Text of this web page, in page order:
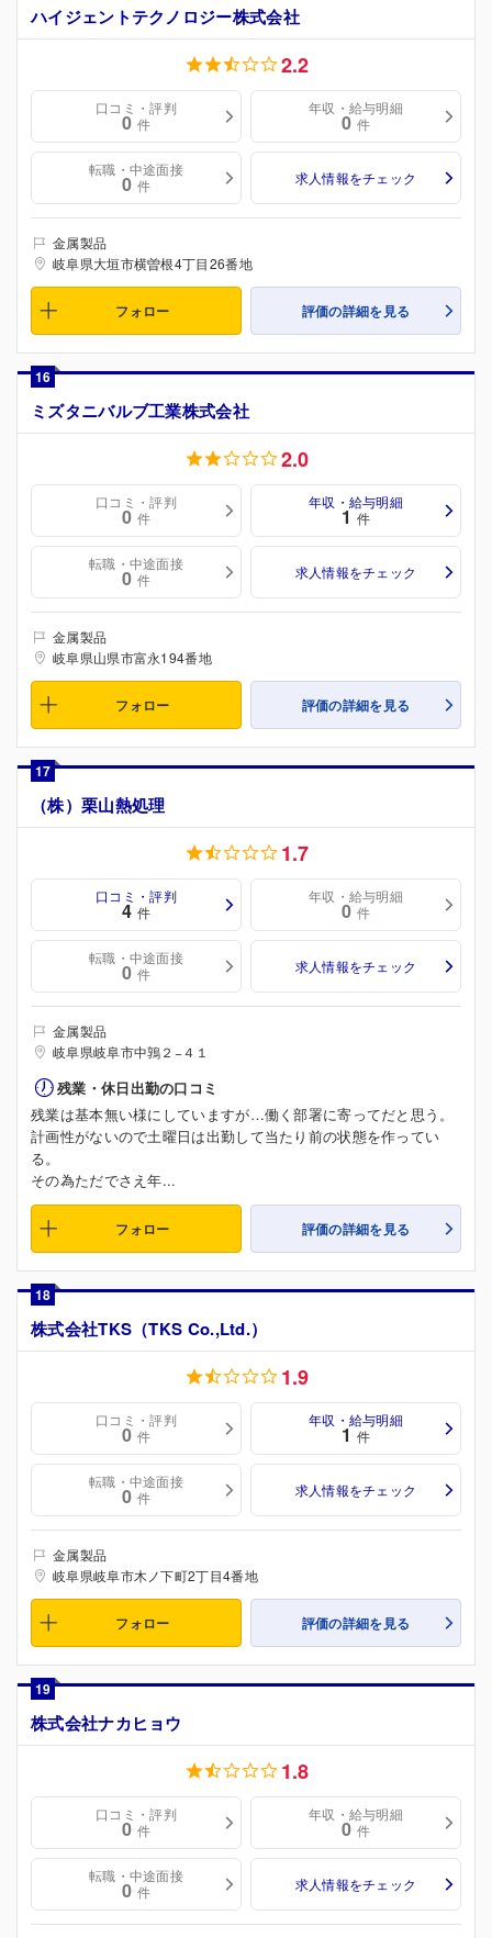
ハイジェントテクノロジー株式会社
2.2
口コミ・評判
0 件
年収・給与明細
0 件
転職・中途面接
0 件 求人情報をチェック
金属製品
岐阜県大垣市横曽根4丁目26番地
フォロー 評価の詳細を見る
16
ミズタニバルブ工業株式会社
2.0
口コミ・評判
0 件
年収・給与明細
1 件
転職・中途面接
0 件 求人情報をチェック
金属製品
岐阜県山県市富永194番地
フォロー 評価の詳細を見る
17
（株）栗山熱処理
1.7
口コミ・評判
4 件
年収・給与明細
0 件
転職・中途面接
0 件 求人情報をチェック
金属製品
岐阜県岐阜市中鶉２−４１
残業・休日出勤の口コミ
残業は基本無い様にしていますが…働く部署に寄ってだと思う。
計画性がないので土曜日は出勤して当たり前の状態を作ってい
る。
その為ただでさえ年...
フォロー 評価の詳細を見る
18
株式会社TKS（TKS Co.,Ltd.）
1.9
口コミ・評判
0 件
年収・給与明細
1 件
転職・中途面接
0 件 求人情報をチェック
金属製品
岐阜県岐阜市木ノ下町2丁目4番地
フォロー 評価の詳細を見る
19
株式会社ナカヒョウ
1.8
口コミ・評判
0 件
年収・給与明細
0 件
転職・中途面接
0 件 求人情報をチェック